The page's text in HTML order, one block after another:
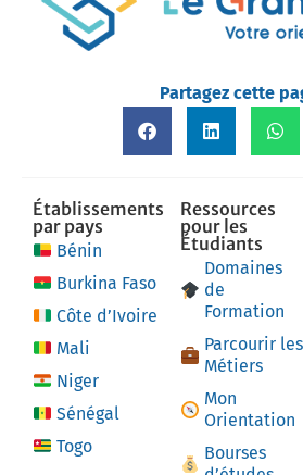
Partagez cette
Établissements
par pays
Bénin
Burkina Faso
Côte d’Ivoire
Mali
Niger
Sénégal
Togo
Ressources
pour les
Étudiants
Domaines
de
Formation
Parcourir les
Métiers
Mon
Orientation
Bourses